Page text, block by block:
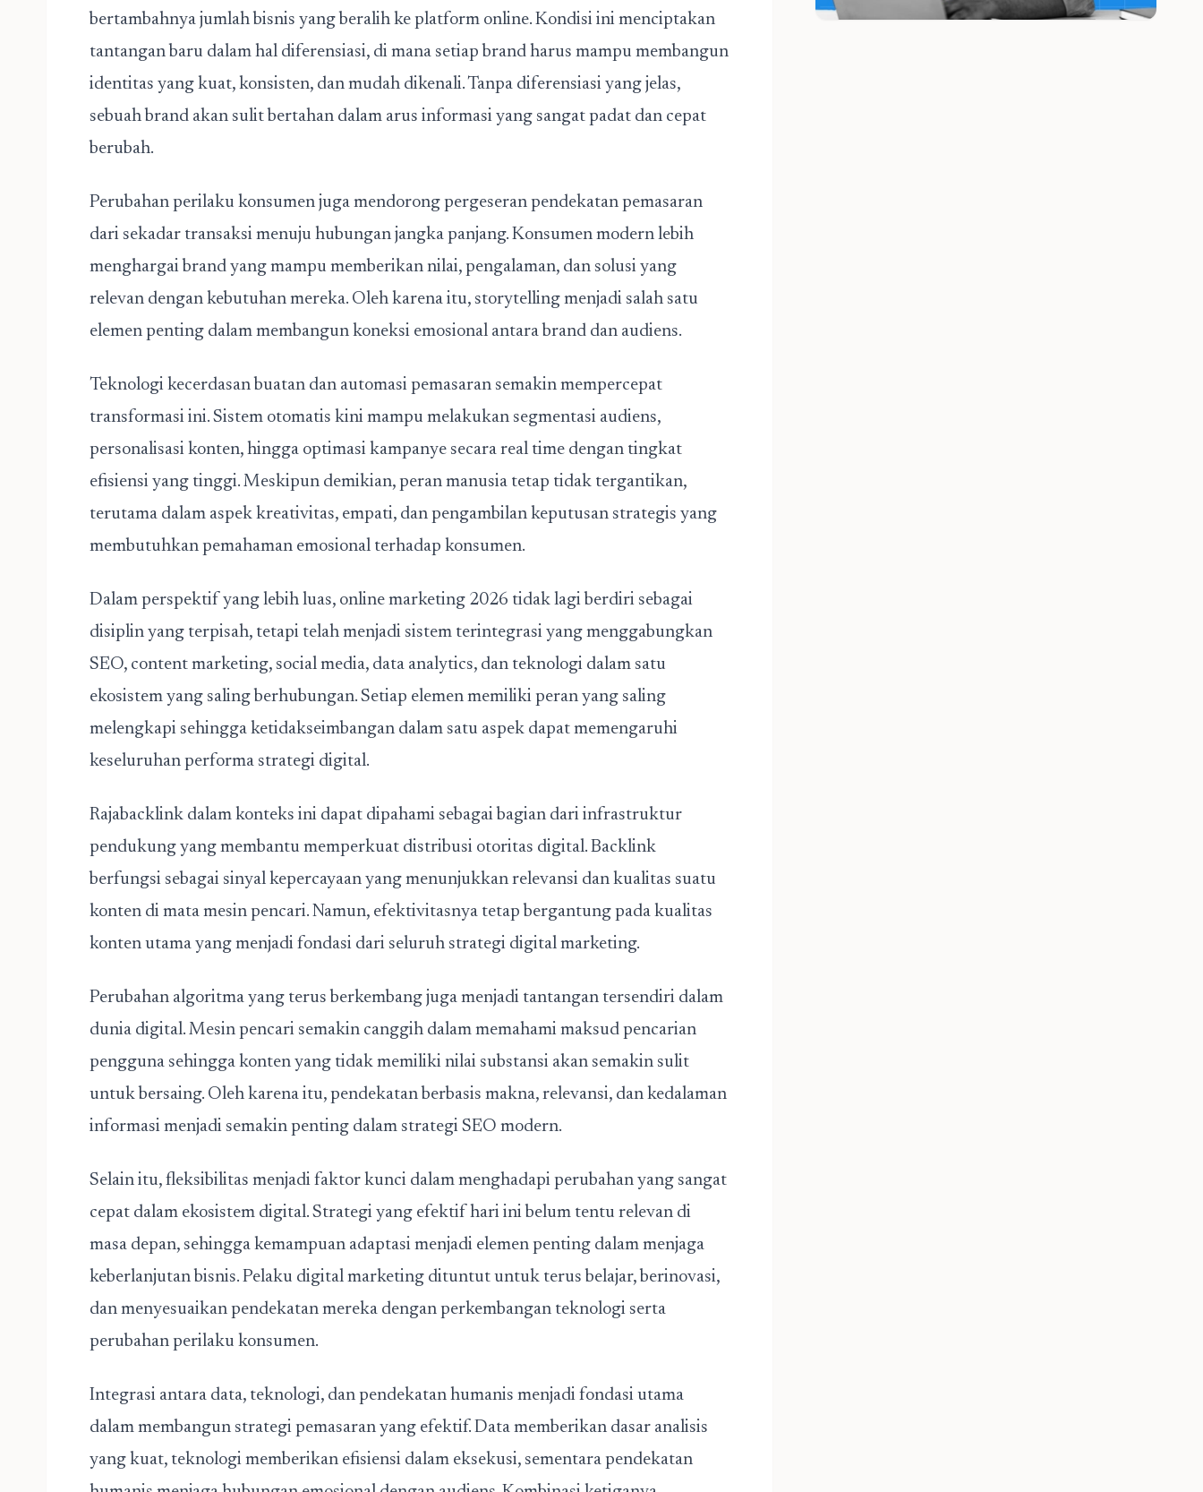
bertambahnya jumlah bisnis yang beralih ke platform online. Kondisi ini menciptakan
tantangan baru dalam hal diferensiasi, di mana setiap brand harus mampu membangun
identitas yang kuat, konsisten, dan mudah dikenali. Tanpa diferensiasi yang jelas,
sebuah brand akan sulit bertahan dalam arus informasi yang sangat padat dan cepat
berubah.
Perubahan perilaku konsumen juga mendorong pergeseran pendekatan pemasaran
dari sekadar transaksi menuju hubungan jangka panjang. Konsumen modern lebih
menghargai brand yang mampu memberikan nilai, pengalaman, dan solusi yang
relevan dengan kebutuhan mereka. Oleh karena itu, storytelling menjadi salah satu
elemen penting dalam membangun koneksi emosional antara brand dan audiens.
Teknologi kecerdasan buatan dan automasi pemasaran semakin mempercepat
transformasi ini. Sistem otomatis kini mampu melakukan segmentasi audiens,
personalisasi konten, hingga optimasi kampanye secara real time dengan tingkat
efisiensi yang tinggi. Meskipun demikian, peran manusia tetap tidak tergantikan,
terutama dalam aspek kreativitas, empati, dan pengambilan keputusan strategis yang
membutuhkan pemahaman emosional terhadap konsumen.
Dalam perspektif yang lebih luas, online marketing 2026 tidak lagi berdiri sebagai
disiplin yang terpisah, tetapi telah menjadi sistem terintegrasi yang menggabungkan
SEO, content marketing, social media, data analytics, dan teknologi dalam satu
ekosistem yang saling berhubungan. Setiap elemen memiliki peran yang saling
melengkapi sehingga ketidakseimbangan dalam satu aspek dapat memengaruhi
keseluruhan performa strategi digital.
Rajabacklink dalam konteks ini dapat dipahami sebagai bagian dari infrastruktur
pendukung yang membantu memperkuat distribusi otoritas digital. Backlink
berfungsi sebagai sinyal kepercayaan yang menunjukkan relevansi dan kualitas suatu
konten di mata mesin pencari. Namun, efektivitasnya tetap bergantung pada kualitas
konten utama yang menjadi fondasi dari seluruh strategi digital marketing.
Perubahan algoritma yang terus berkembang juga menjadi tantangan tersendiri dalam
dunia digital. Mesin pencari semakin canggih dalam memahami maksud pencarian
pengguna sehingga konten yang tidak memiliki nilai substansi akan semakin sulit
untuk bersaing. Oleh karena itu, pendekatan berbasis makna, relevansi, dan kedalaman
informasi menjadi semakin penting dalam strategi SEO modern.
Selain itu, fleksibilitas menjadi faktor kunci dalam menghadapi perubahan yang sangat
cepat dalam ekosistem digital. Strategi yang efektif hari ini belum tentu relevan di
masa depan, sehingga kemampuan adaptasi menjadi elemen penting dalam menjaga
keberlanjutan bisnis. Pelaku digital marketing dituntut untuk terus belajar, berinovasi,
dan menyesuaikan pendekatan mereka dengan perkembangan teknologi serta
perubahan perilaku konsumen.
Integrasi antara data, teknologi, dan pendekatan humanis menjadi fondasi utama
dalam membangun strategi pemasaran yang efektif. Data memberikan dasar analisis
yang kuat, teknologi memberikan efisiensi dalam eksekusi, sementara pendekatan